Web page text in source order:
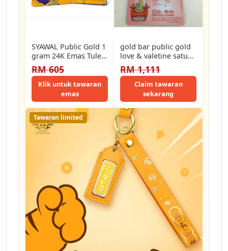
SYAWAL Public Gold 1
gram 24K Emas Tulen
999 Original Gold
Bar…
RM 605
Klik untuk tawaran
emas
gold bar public gold
love & valetine satu
gram 999
RM 1,111
Claim tawaran
sekarang
Tawaran limited